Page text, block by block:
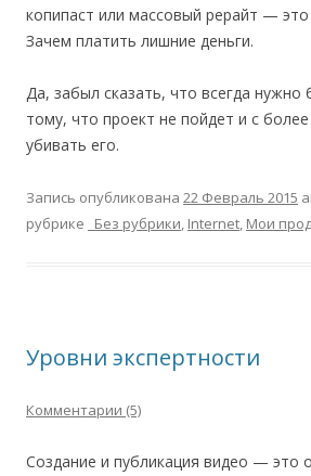
копипаст или массовый рерайт —
Зачем платить лишние деньги.
Да, забыл сказать, что всегда
тому, что проект не пойдет и с
убивать его.
Запись опубликована 22 Февраль 2015
рубрике
_Без рубрики, Internet, Мои
Уровни экспертности
Комментарии (5)
Создание и публикация видео — это